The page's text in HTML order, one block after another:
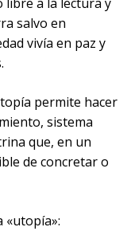
salvo en
vivía en paz y
permite hacer
sistema
que, en un
de concretar o
«utopía»: